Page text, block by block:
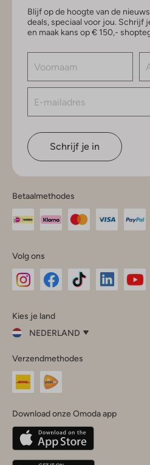
Blijf op de hoogte van de
deals, speciaal voor jou. Schrijf
en maak kans op € 150,-
Schrijf je in
Betaalmethodes
Volg ons
InstagramFacebook
Kies je land
NEDERLAND
je
land
Nederland
Belgique(Français)
Deutschland
Verzendmethodes
Download onze Omoda app